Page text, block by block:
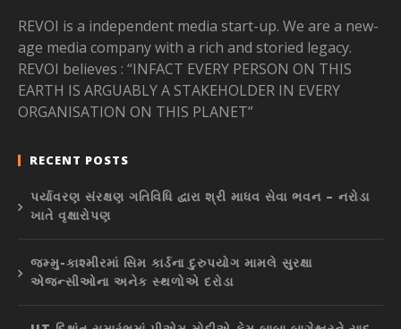
REVOI is a independent media start-up. We are a new-
age media company with a rich and storied legacy.
REVOI believes : “INFACT EVERY PERSON ON THIS
EARTH IS ARGUABLY A STAKEHOLDER IN EVERY
ORGANISATION ON THIS PLANET”
RECENT POSTS
પર્યાવરણ સંરક્ષણ ગતિવિધિ દ્વારા શ્રી માધવ સેવા ભવન – નરોડા
ખાતે વૃક્ષારોપણ
જમ્મુ-કાશ્મીરમાં સિમ કાર્ડના દુરુપયોગ મામલે સુરક્ષા
એજન્સીઓના અનેક સ્થળોએ દરોડા